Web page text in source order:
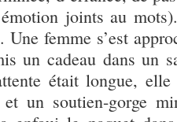
joints au
Une femme s’est
un cadeau dans un
était longue,
et un soutien-gorge